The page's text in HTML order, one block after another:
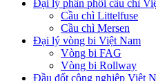
Đại lý phân phối cầu chì
Cầu chì Littelfuse
Cầu chì Mersen
Đại lý vòng bi Việt Nam
Vòng bi FAG
Vòng bi Rollway
Đầu đốt công nghiệp Việt